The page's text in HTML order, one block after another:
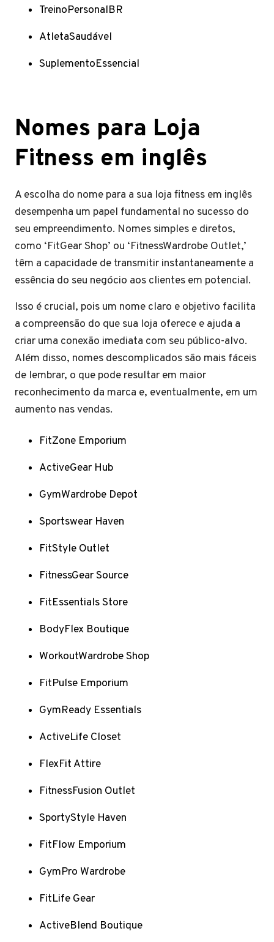
TreinoPersonalBR
AtletaSaudável
SuplementoEssencial
Nomes para Loja
Fitness em inglês
A escolha do nome para a sua loja fitness em inglês
desempenha um papel fundamental no sucesso do
seu empreendimento. Nomes simples e diretos,
como ‘FitGear Shop’ ou ‘FitnessWardrobe Outlet,’
têm a capacidade de transmitir instantaneamente a
essência do seu negócio aos clientes em potencial.
Isso é crucial, pois um nome claro e objetivo facilita
a compreensão do que sua loja oferece e ajuda a
criar uma conexão imediata com seu público-alvo.
Além disso, nomes descomplicados são mais fáceis
de lembrar, o que pode resultar em maior
reconhecimento da marca e, eventualmente, em um
aumento nas vendas.
FitZone Emporium
ActiveGear Hub
GymWardrobe Depot
Sportswear Haven
FitStyle Outlet
FitnessGear Source
FitEssentials Store
BodyFlex Boutique
WorkoutWardrobe Shop
FitPulse Emporium
GymReady Essentials
ActiveLife Closet
FlexFit Attire
FitnessFusion Outlet
SportyStyle Haven
FitFlow Emporium
GymPro Wardrobe
FitLife Gear
ActiveBlend Boutique